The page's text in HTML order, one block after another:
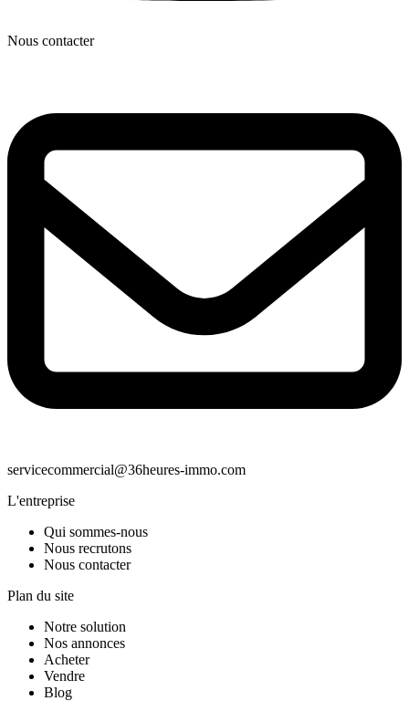
Nous contacter
servicecommercial@36heures-immo.com
L'entreprise
Qui sommes-nous
Nous recrutons
Nous contacter
Plan du site
Notre solution
Nos annonces
Acheter
Vendre
Blog